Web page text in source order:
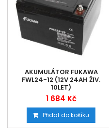
AKUMULÁTOR FUKAWA
FWL24-12 (12V 24AH ŽIV.
10LET)
1 684 Kč
Přidat do košíku